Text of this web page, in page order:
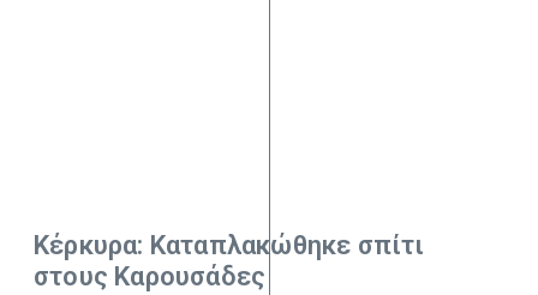
Κέρκυρα: Καταπλακώθηκε σπίτι
στους Καρουσάδες